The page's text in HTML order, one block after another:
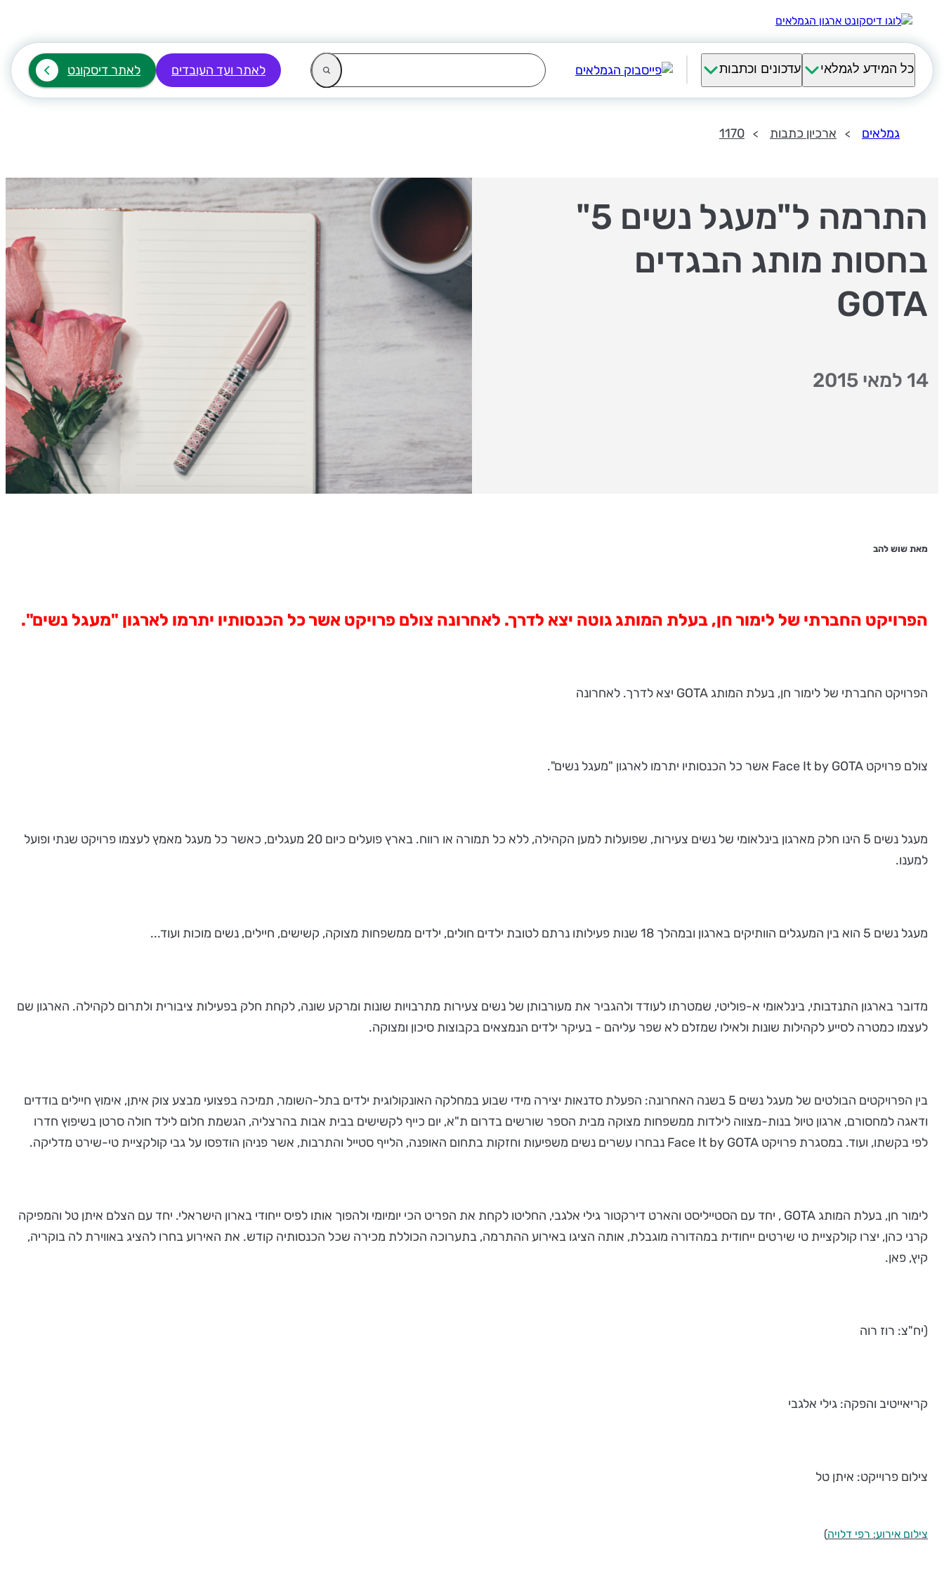
כל המידע לגמלאי עדכונים וכתבות לאתר ועד העובדים לאתר דיסקונט
גמלאים ארכיון כתבות 1170
התרמה ל"מעגל נשים 5"
בחסות מותג הבגדים
GOTA
14 למאי 2015
מאת שוש להב
הפרויקט החברתי של לימור חן, בעלת המותג גוטה יצא לדרך. לאחרונה צולם פרויקט אשר כל הכנסותיו יתרמו לארגון "מעגל נשים".
הפרויקט החברתי של לימור חן, בעלת המותג GOTA יצא לדרך. לאחרונה
צולם פרויקט Face It by GOTA אשר כל הכנסותיו יתרמו לארגון "מעגל נשים".
מעגל נשים 5 הינו חלק מארגון בינלאומי של נשים צעירות, שפועלות למען הקהילה, ללא כל תמורה או רווח. בארץ פועלים כיום 20 מעגלים, כאשר כל מעגל מאמץ לעצמו פרויקט שנתי ופועל
למענו.
מעגל נשים 5 הוא בין המעגלים הוותיקים בארגון ובמהלך 18 שנות פעילותו נרתם לטובת ילדים חולים, ילדים ממשפחות מצוקה, קשישים, חיילים, נשים מוכות ועוד...
מדובר בארגון התנדבותי, בינלאומי א-פוליטי, שמטרתו לעודד ולהגביר את מעורבותן של נשים צעירות מתרבויות שונות ומרקע שונה, לקחת חלק בפעילות ציבורית ולתרום לקהילה. הארגון שם
לעצמו כמטרה לסייע לקהילות שונות ולאילו שמזלם לא שפר עליהם - בעיקר ילדים הנמצאים בקבוצות סיכון ומצוקה.
בין הפרויקטים הבולטים של מעגל נשים 5 בשנה האחרונה: הפעלת סדנאות יצירה מידי שבוע במחלקה האונקולוגית ילדים בתל-השומר, תמיכה בפצועי מבצע צוק איתן, אימוץ חיילים בודדים
ודאגה למחסורם, ארגון טיול בנות-מצווה לילדות ממשפחות מצוקה מבית הספר שורשים בדרום ת"א, יום כייף לקשישים בבית אבות בהרצליה, הגשמת חלום לילד חולה סרטן בשיפוץ חדרו
לפי בקשתו, ועוד. במסגרת פרויקט Face It by GOTA נבחרו עשרים נשים משפיעות וחזקות בתחום האופנה, הלייף סטייל והתרבות, אשר פניהן הודפסו על גבי קולקציית טי-שירט מדליקה.
לימור חן, בעלת המותג GOTA , יחד עם הסטייליסט והארט דירקטור גילי אלגבי, החליטו לקחת את הפריט הכי יומיומי ולהפוך אותו לפיס ייחודי בארון הישראלי. יחד עם הצלם איתן טל והמפיקה
קרני כהן, יצרו קולקציית טי שירטים ייחודית במהדורה מוגבלת, אותה הציגו באירוע ההתרמה, בתערוכה הכוללת מכירה שכל הכנסותיה קודש. את האירוע בחרו להציג באווירת לה בוקריה,
קיץ, פאן.
(יח"צ: רוז רוה
קריאייטיב והפקה: גילי אלגבי
צילום פרוייקט: איתן טל
צילום אירוע: רפי דלויה)